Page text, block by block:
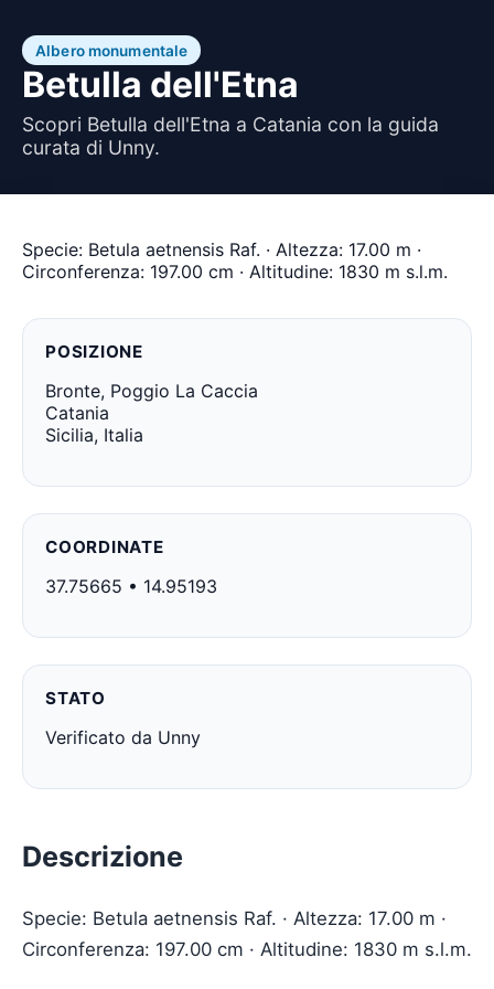
Albero monumentale
Betulla dell'Etna
Scopri Betulla dell'Etna a Catania con la guida
curata di Unny.
Specie: Betula aetnensis Raf. · Altezza: 17.00 m ·
Circonferenza: 197.00 cm · Altitudine: 1830 m s.l.m.
POSIZIONE
Bronte, Poggio La Caccia
Catania
Sicilia, Italia
COORDINATE
37.75665 • 14.95193
STATO
Verificato da Unny
Descrizione
Specie: Betula aetnensis Raf. · Altezza: 17.00 m ·
Circonferenza: 197.00 cm · Altitudine: 1830 m s.l.m.